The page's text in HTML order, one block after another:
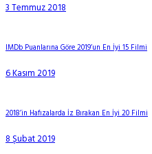
3 Temmuz 2018
IMDb Puanlarına Göre 2019’un En İyi 15 Filmi
6 Kasım 2019
2018’in Hafızalarda İz Bırakan En İyi 20 Filmi
8 Şubat 2019